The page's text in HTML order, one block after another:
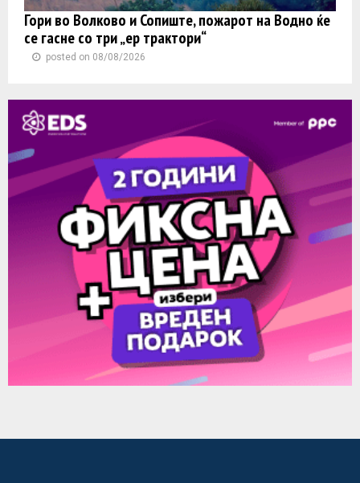
Гори во Волково и Сопиште, пожарот на Водно ќе
се гасне со три „ер трактори“
posted on 08/08/2026